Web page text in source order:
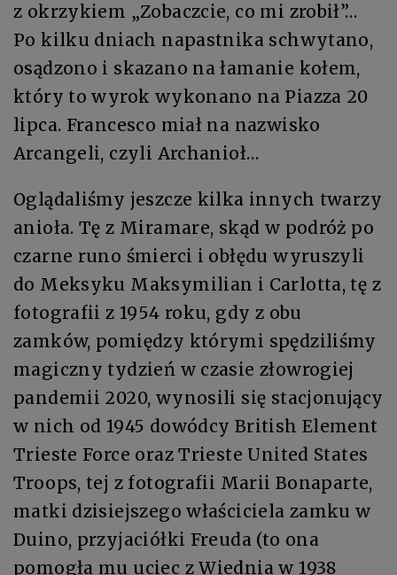
z okrzykiem „Zobaczcie, co mi zrobił”…
Po kilku dniach napastnika schwytano,
osądzono i skazano na łamanie kołem,
który to wyrok wykonano na Piazza 20
lipca. Francesco miał na nazwisko
Arcangeli, czyli Archanioł…
Oglądaliśmy jeszcze kilka innych twarzy
anioła. Tę z Miramare, skąd w podróż po
czarne runo śmierci i obłędu wyruszyli
do Meksyku Maksymilian i Carlotta, tę z
fotografii z 1954 roku, gdy z obu
zamków, pomiędzy którymi spędziliśmy
magiczny tydzień w czasie złowrogiej
pandemii 2020, wynosili się stacjonujący
w nich od 1945 dowódcy British Element
Trieste Force oraz Trieste United States
Troops, tej z fotografii Marii Bonaparte,
matki dzisiejszego właściciela zamku w
Duino, przyjaciółki Freuda (to ona
pomogła mu uciec z Wiednia w 1938